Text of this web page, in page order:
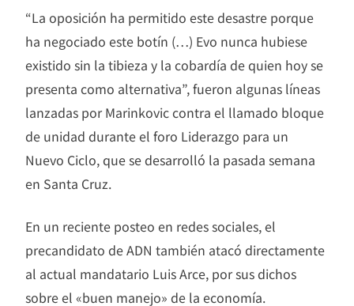
“La oposición ha permitido este desastre porque
ha negociado este botín (…) Evo nunca hubiese
existido sin la tibieza y la cobardía de quien hoy se
presenta como alternativa”, fueron algunas líneas
lanzadas por Marinkovic contra el llamado bloque
de unidad durante el foro Liderazgo para un
Nuevo Ciclo, que se desarrolló la pasada semana
en Santa Cruz.
En un reciente posteo en redes sociales, el
precandidato de ADN también atacó directamente
al actual mandatario Luis Arce, por sus dichos
sobre el «buen manejo» de la economía.